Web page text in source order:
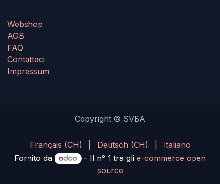
Webshop
AGB
FAQ
Contattaci
Impressum
Copyright © SVBA
Français (CH) Deutsch (CH)
Italiano
Fornito da
- Il n° 1 tra gli e-commerce open
source